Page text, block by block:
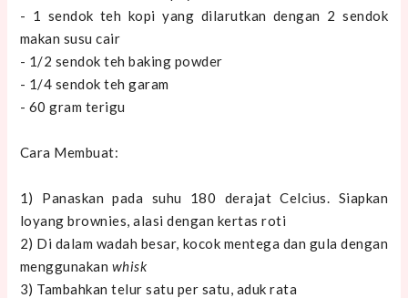
- 1 sendok teh kopi yang dilarutkan dengan 2 sendok
makan susu cair
- 1/2 sendok teh baking powder
- 1/4 sendok teh garam
- 60 gram terigu
Cara Membuat:
1) Panaskan pada suhu 180 derajat Celcius. Siapkan
loyang brownies, alasi dengan kertas roti
2) Di dalam wadah besar, kocok mentega dan gula dengan
menggunakan whisk
3) Tambahkan telur satu per satu, aduk rata